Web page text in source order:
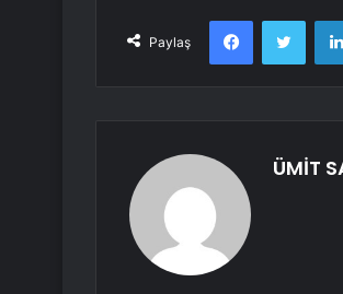
Paylaş
Facebook
ÜMİT